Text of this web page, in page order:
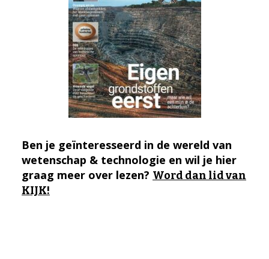
Ben je geïnteresseerd in de wereld van
wetenschap & technologie en wil je hier
graag meer over lezen? Word dan lid van
KIJK!